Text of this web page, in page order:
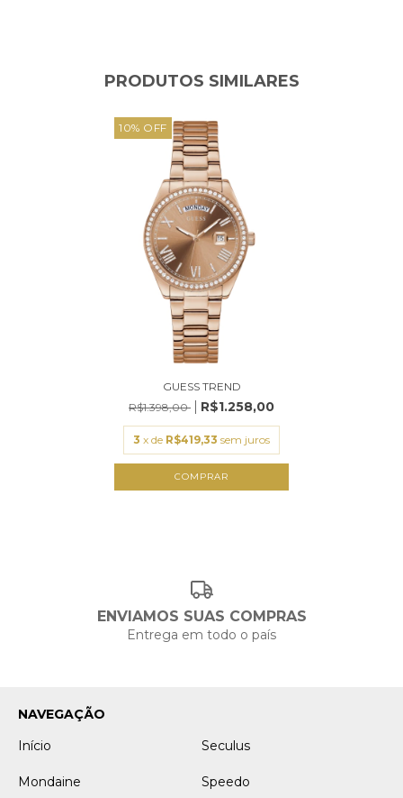
PRODUTOS SIMILARES
10% OFF
GUESS TREND
R$1.398,00
R$1.258,00
3 x de R$419,33 sem juros
ENVIAMOS SUAS COMPRAS
Entrega em todo o país
NAVEGAÇÃO
Início
Seculus
Mondaine Speedo